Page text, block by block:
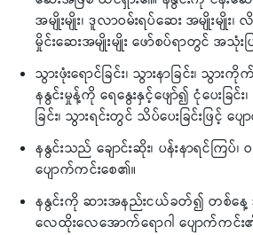
အမျိုးမျိုး၊ ဒူလာဝမ်းရပ်ဆေး အမျိုးမျိုး၊ လိ
မှိုင်းဆေးအမျိုးမျိုး ဖော်စပ်ရာတွင် အသုံး
သွားဖုံးရောင်ခြင်း၊ သွားနာခြင်း၊ သွာ
နနွင်းမှုန့်ကို ရေနွေးနှင့်ဖျော်၍ ငုံပေးခ
ခြင်း၊ သွားရင်းတွင် သိပ်ပေးခြင်းဖြင့် ပ
နနွင်းသည် ချောင်းဆိုး၊ ပန်းနာရင်ကြပ်၊
ပျောက်ကင်းစေ၏။
နနွင်းကို ဆားအနည်းငယ်ခတ်၍ တစ်နေ့
လေထိုးလေအောက်ရောဂါ ပျောက်ကင်း